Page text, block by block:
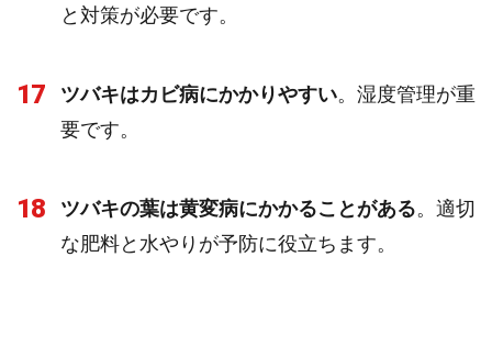
と対策が必要です。
17 ツバキはカビ病にかかりやすい。湿度管理が重
要です。
18 ツバキの葉は黄変病にかかることがある。適切
な肥料と水やりが予防に役立ちます。